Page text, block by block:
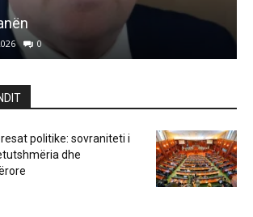
0
politike: sovraniteti i
dhe